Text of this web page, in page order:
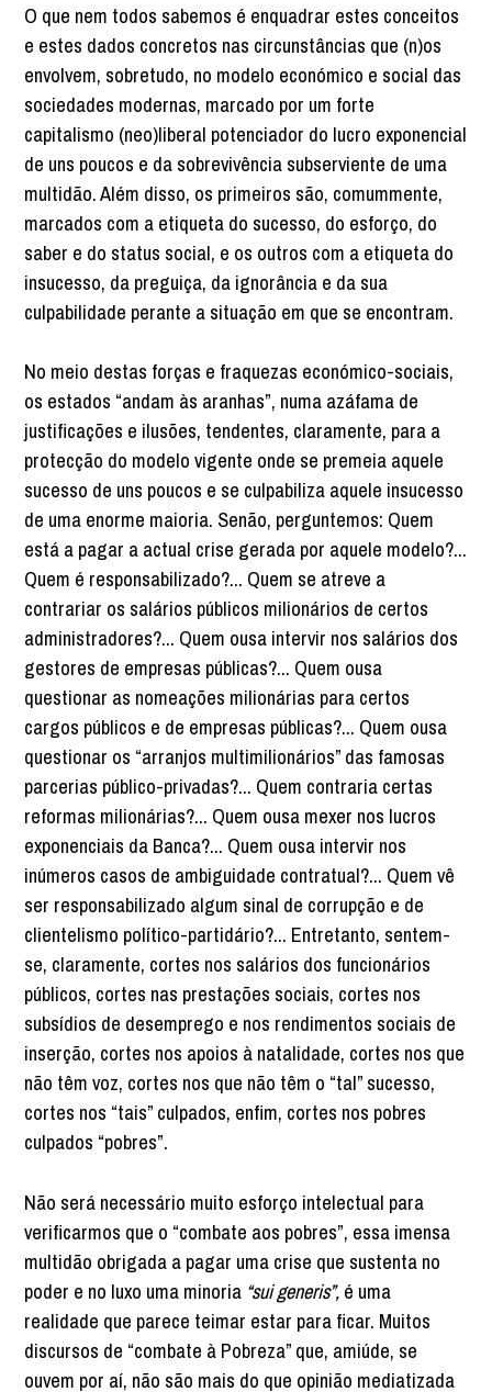
O que nem todos sabemos é enquadrar estes conceitos
e estes dados concretos nas circunstâncias que (n)os
envolvem, sobretudo, no modelo económico e social das
sociedades modernas, marcado por um forte
capitalismo (neo)liberal potenciador do lucro exponencial
de uns poucos e da sobrevivência subserviente de uma
multidão. Além disso, os primeiros são, comummente,
marcados com a etiqueta do sucesso, do esforço, do
saber e do status social, e os outros com a etiqueta do
insucesso, da preguiça, da ignorância e da sua
culpabilidade perante a situação em que se encontram.
No meio destas forças e fraquezas económico-sociais,
os estados “andam às aranhas”, numa azáfama de
justificações e ilusões, tendentes, claramente, para a
protecção do modelo vigente onde se premeia aquele
sucesso de uns poucos e se culpabiliza aquele insucesso
de uma enorme maioria. Senão, perguntemos: Quem
está a pagar a actual crise gerada por aquele modelo?...
Quem é responsabilizado?... Quem se atreve a
contrariar os salários públicos milionários de certos
administradores?... Quem ousa intervir nos salários dos
gestores de empresas públicas?... Quem ousa
questionar as nomeações milionárias para certos
cargos públicos e de empresas públicas?... Quem ousa
questionar os “arranjos multimilionários” das famosas
parcerias público-privadas?... Quem contraria certas
reformas milionárias?... Quem ousa mexer nos lucros
exponenciais da Banca?... Quem ousa intervir nos
inúmeros casos de ambiguidade contratual?... Quem vê
ser responsabilizado algum sinal de corrupção e de
clientelismo político-partidário?... Entretanto, sentem-
se, claramente, cortes nos salários dos funcionários
públicos, cortes nas prestações sociais, cortes nos
subsídios de desemprego e nos rendimentos sociais de
inserção, cortes nos apoios à natalidade, cortes nos que
não têm voz, cortes nos que não têm o “tal” sucesso,
cortes nos “tais” culpados, enfim, cortes nos pobres
culpados “pobres”.
Não será necessário muito esforço intelectual para
verificarmos que o “combate aos pobres”, essa imensa
multidão obrigada a pagar uma crise que sustenta no
poder e no luxo uma minoria “sui generis”, é uma
realidade que parece teimar estar para ficar. Muitos
discursos de “combate à Pobreza” que, amiúde, se
ouvem por aí, não são mais do que opinião mediatizada